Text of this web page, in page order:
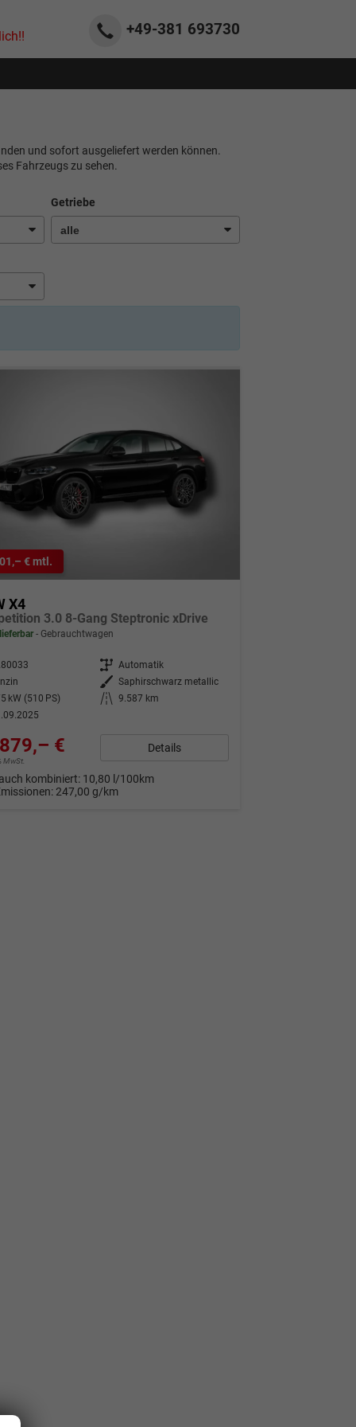
+49-381 693730
und sofort ausgeliefert werden können.
Fahrzeugs zu sehen.
Getriebe
€ mtl.
X4
3.0 8-Gang Steptronic xDrive
Gebrauchtwagen
Getriebe Automatik
Außenfarbe Saphirschwarz metallic
kW (510 PS)
Kilometerstand 9.587 km
€
MwSt.
Details
kombiniert: 10,80 l/100km
247,00 g/km